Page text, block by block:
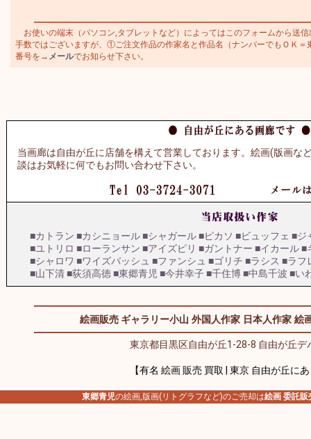
お使いの端末（パソコン,タブレットなど）によってはこのフォームから送
手数ではございますが、①ご注文作品の作家名と作品名（ナンバーでもＯＫ
番号を→ メールでお知らせ下さい。
当画廊は自由が丘に店舗を構えて営業しております。絵画(版画な
談はお気軽に何でもお問い合わせ下さい。
■カトラン ■カシニョール■シャガール■ピカソ ■ビュッフェ ■ジ
■ユトリロ ■ローランサン ■アイズピリ ■ガントナー ■イカール■
■シャロワ ■ワイズバッシュ ■ファンシュ ■ゴリチ ■ラシス ■ラフ
■山下清■荻須高徳■東郷青児 ■今井幸子■千住博■中島千波 ■い
絵画販売 ギャラリー小山 外国人作家 日本人作家 絵
東京都目黒区自由が丘1-28-8 自由が丘デ
【有名 絵画 販売 買取 | 東京 自由が丘に
東郷青児の絵画,版画(リトグラフなど)のご売却は絵画 委託販